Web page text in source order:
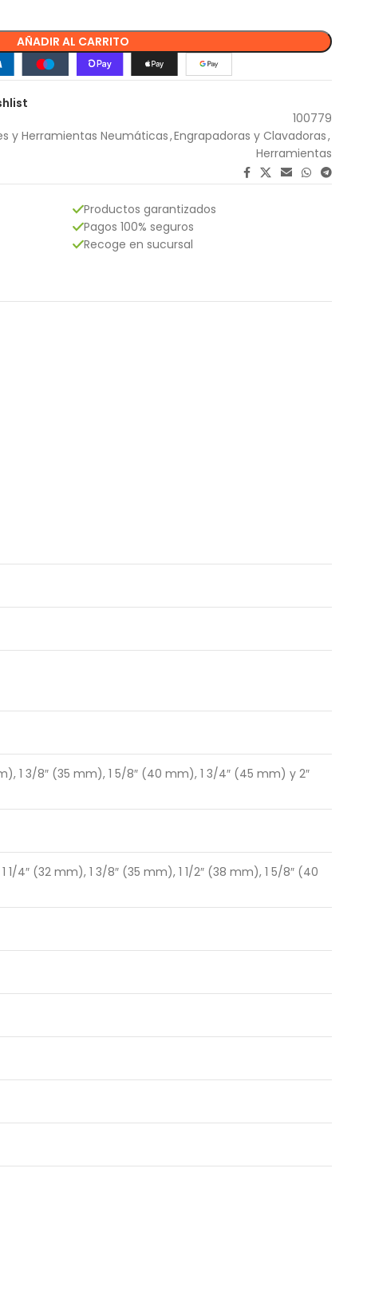
AÑADIR AL CARRITO
100779
y Herramientas Neumáticas,Engrapadoras y Clavadoras,
Herramientas
Productos garantizados
Pagos 100% seguros
Recoge en sucursal
1 3/8″ (35 mm), 1 5/8″ (40 mm), 1 3/4″ (45 mm) y 2″
4″ (32 mm), 1 3/8″ (35 mm), 1 1/2″ (38 mm), 1 5/8″ (40